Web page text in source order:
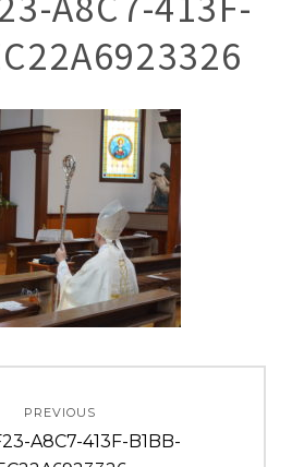
PREVIOUS
A8C7-413F-B1BB-